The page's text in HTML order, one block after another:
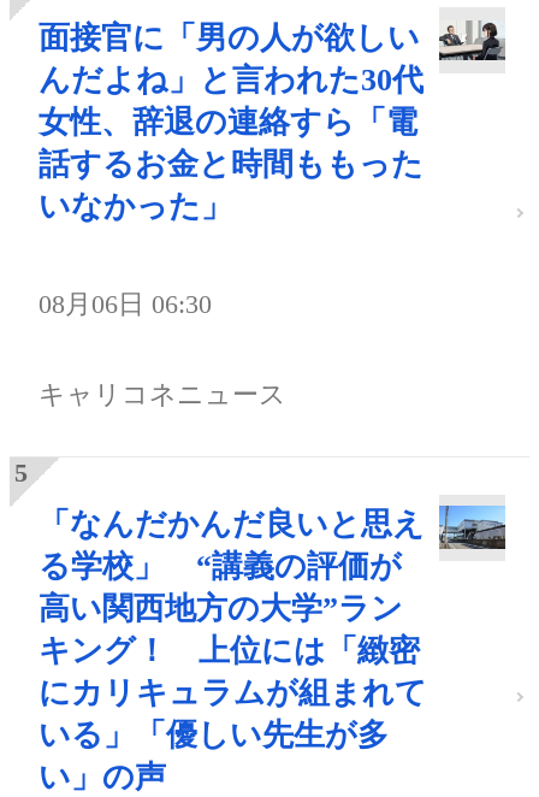
面接官に「男の人が欲しい
んだよね」と言われた30代
女性、辞退の連絡すら「電
話するお金と時間ももった
いなかった」
08月06日 06:30
キャリコネニュース
「なんだかんだ良いと思え
る学校」 “講義の評価が
高い関西地方の大学”ラン
キング！ 上位には「緻密
にカリキュラムが組まれて
いる」「優しい先生が多
い」の声